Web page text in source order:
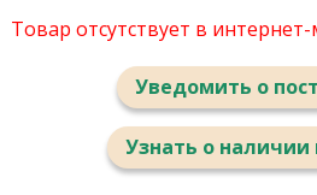
Товар отсутствует в
Уведомить о
Узнать о наличии